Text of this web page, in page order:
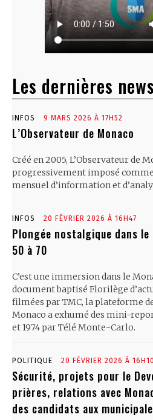
Les dernières news
INFOS 9 MARS 2026 À 17H52
L’Observateur de Monaco
Créé en 2005, L’Observateur de
progressivement imposé
mensuel d’information et
INFOS 20 FÉVRIER 2026 À 16H47
Plongée nostalgique dans le
50 à 70
C’est une immersion dans le
document baptisé Florilège
filmées par TMC, la plateforme
Monaco a exhumé des mini-
et 1974 par Télé Monte-Carlo.
POLITIQUE 20 FÉVRIER 2026 À 16H10
Sécurité, projets pour le
prières, relations avec
des candidats aux